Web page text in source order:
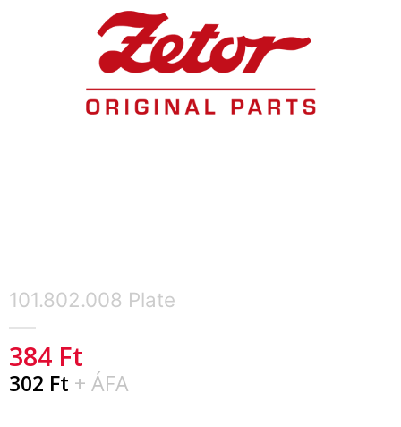
101.802.008 Plate
384 Ft
302 Ft + ÁFA